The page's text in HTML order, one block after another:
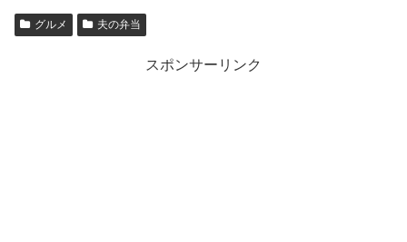
グルメ 夫の弁当
スポンサーリンク